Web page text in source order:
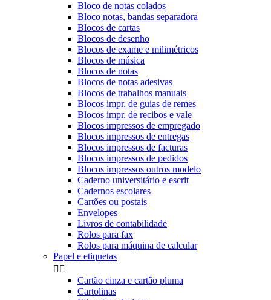
Bloco de notas colados
Bloco notas, bandas separadora
Blocos de cartas
Blocos de desenho
Blocos de exame e milimétricos
Blocos de música
Blocos de notas
Blocos de notas adesivas
Blocos de trabalhos manuais
Blocos impr. de guias de remes
Blocos impr. de recibos e vale
Blocos impressos de empregado
Blocos impressos de entregas
Blocos impressos de facturas
Blocos impressos de pedidos
Blocos impressos outros modelo
Caderno universitário e escrit
Cadernos escolares
Cartões ou postais
Envelopes
Livros de contabilidade
Rolos para fax
Rolos para máquina de calcular
Papel e etiquetas
 
Cartão cinza e cartão pluma
Cartolinas